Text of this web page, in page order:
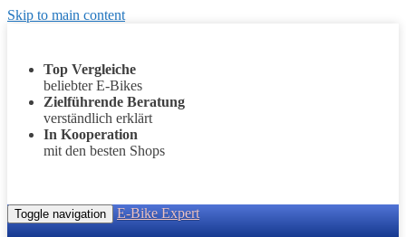
Skip to main content
Top Vergleiche
beliebter E-Bikes
Zielführende Beratung
verständlich erklärt
In Kooperation
mit den besten Shops
Toggle navigation E-Bike Expert